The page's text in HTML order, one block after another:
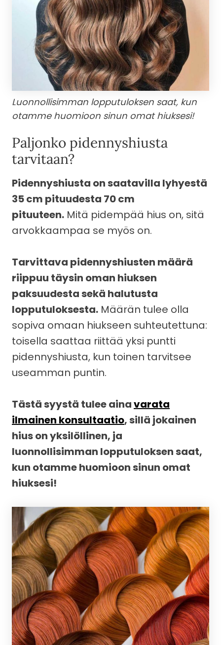
Luonnollisimman lopputuloksen saat, kun
otamme huomioon sinun omat hiuksesi!
Paljonko pidennyshiusta
tarvitaan?
Pidennyshiusta on saatavilla lyhyestä
35 cm pituudesta 70 cm
pituuteen. Mitä pidempää hius on, sitä
arvokkaampaa se myös on.
Tarvittava pidennyshiusten määrä
riippuu täysin oman hiuksen
paksuudesta sekä halutusta
lopputuloksesta. Määrän tulee olla
sopiva omaan hiukseen suhteutettuna:
toisella saattaa riittää yksi puntti
pidennyshiusta, kun toinen tarvitsee
useamman puntin.
Tästä syystä tulee ainavarata
ilmainen konsultaatio, sillä jokainen
hius on yksilöllinen, ja
luonnollisimman lopputuloksen saat,
kun otamme huomioon sinun omat
hiuksesi!